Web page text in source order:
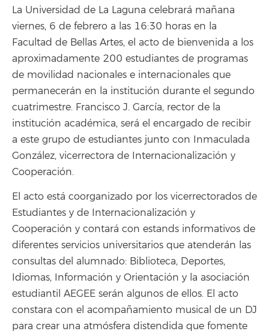
La Universidad de La Laguna celebrará mañana
viernes, 6 de febrero a las 16:30 horas en la
Facultad de Bellas Artes, el acto de bienvenida a los
aproximadamente 200 estudiantes de programas
de movilidad nacionales e internacionales que
permanecerán en la institución durante el segundo
cuatrimestre. Francisco J. García, rector de la
institución académica, será el encargado de recibir
a este grupo de estudiantes junto con Inmaculada
González, vicerrectora de Internacionalización y
Cooperación.
El acto está coorganizado por los vicerrectorados de
Estudiantes y de Internacionalización y
Cooperación y contará con estands informativos de
diferentes servicios universitarios que atenderán las
consultas del alumnado: Biblioteca, Deportes,
Idiomas, Información y Orientación y la asociación
estudiantil AEGEE serán algunos de ellos. El acto
constara con el acompañamiento musical de un DJ
para crear una atmósfera distendida que fomente